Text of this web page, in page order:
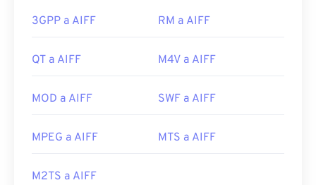
3GPP a AIFF RM a AIFF
QT a AIFF M4V a AIFF
MOD a AIFF SWF a AIFF
MPEG a AIFF MTS a AIFF
M2TS a AIFF